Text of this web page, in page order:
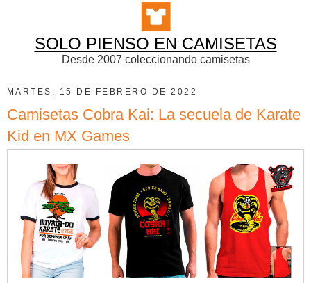
SOLO PIENSO EN CAMISETAS
Desde 2007 coleccionando camisetas
MARTES, 15 DE FEBRERO DE 2022
Camisetas Cobra Kai: La secuela de Karate
Kid en MX Games